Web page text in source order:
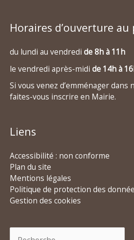
Horaires d’ouverture au
du lundi au vendredi de 8h à 11h
le vendredi après-midi de 14h à
Si vous venez d’emménager dans
faites-vous inscrire en Mairie.
Liens
Accessibilité : non conforme
Plan du site
Mentions légales
Politique de protection des
Gestion des cookies